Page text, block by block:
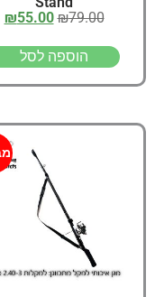
₪79.00
₪55.00
הוספה לסל